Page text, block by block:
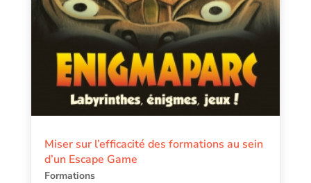
Miser sur l’efficacité des formations au sein
d’un Escape Game
Formations